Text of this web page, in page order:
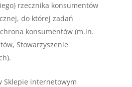
rzecznika konsumentów
do której zadań
konsumentów (m.in.
Stowarzyszenie
Sklepie internetowym